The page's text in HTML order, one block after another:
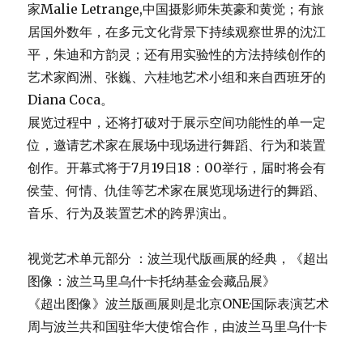
家Malie Letrange,中国摄影师朱英豪和黄觉；有旅
居国外数年，在多元文化背景下持续观察世界的沈江
平，朱迪和方韵灵；还有用实验性的方法持续创作的
艺术家阎洲、张巍、六桂地艺术小组和来自西班牙的
Diana Coca。
展览过程中，还将打破对于展示空间功能性的单一定
位，邀请艺术家在展场中现场进行舞蹈、行为和装置
创作。开幕式将于7月19日18：00举行，届时将会有
侯莹、何情、仇佳等艺术家在展览现场进行的舞蹈、
音乐、行为及装置艺术的跨界演出。
视觉艺术单元部分 ：波兰现代版画展的经典，《超出
图像：波兰马里乌什·卡托纳基金会藏品展》
《超出图像》波兰版画展则是北京ONE·国际表演艺术
周与波兰共和国驻华大使馆合作，由波兰马里乌什·卡